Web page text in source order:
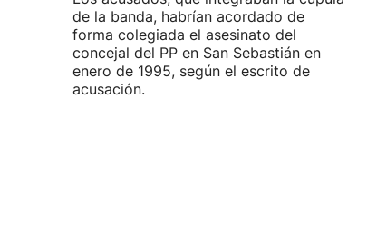
de la banda, habrían acordado de
forma colegiada el asesinato del
concejal del PP en San Sebastián en
enero de 1995, según el escrito de
acusación.